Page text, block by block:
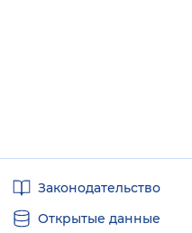
ссылкиЗаконодательство
Открытые данные